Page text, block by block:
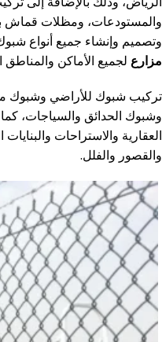
والمستودعات، ومظلات قماش
وتصميم وإنشاء جميع أنواع
مزارع لجميع الأماكن
تركيب شبوك للأراضي وشبوك
وشبوك الحدائق والسياجات،
العقارية والاستراحات
والقصور والفلل.